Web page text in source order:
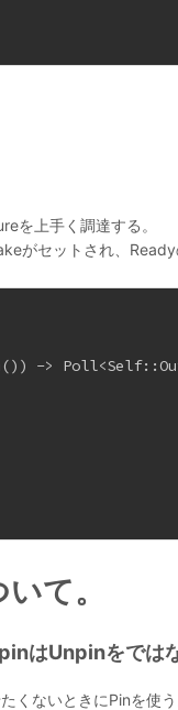
を上手く調達する。
がセットされ、Ready
()) ->
て。
はUnpinをではな
くないときにPinを使う